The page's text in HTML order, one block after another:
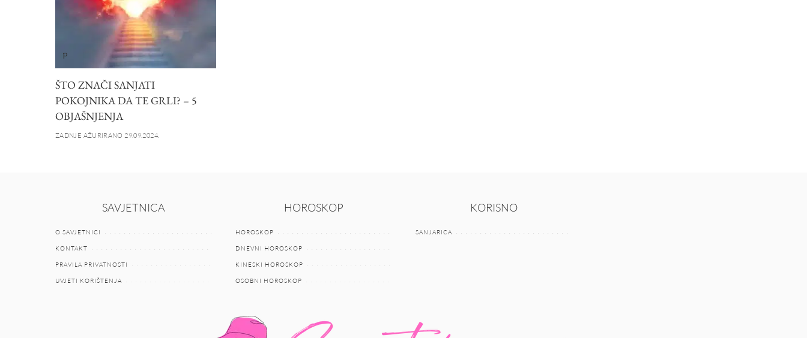
P
ŠTO ZNAČI SANJATI
POKOJNIKA DA TE GRLI? – 5
OBJAŠNJENJA
ZADNJE AŽURIRANO 29.09.2024.
SAVJETNICA
O SAVJETNICI
KONTAKT
PRAVILA PRIVATNOSTI
UVJETI KORIŠTENJA
HOROSKOP
HOROSKOP
DNEVNI HOROSKOP
KINESKI HOROSKOP
OSOBNI HOROSKOP
KORISNO
SANJARICA